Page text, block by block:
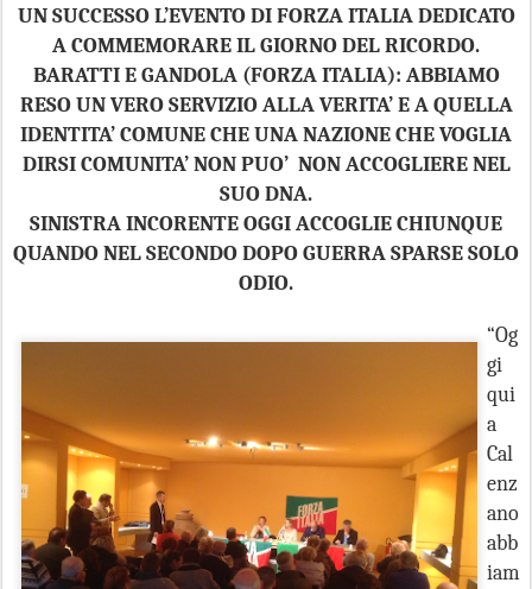
UN SUCCESSO L’EVENTO DI FORZA ITALIA DEDICATO
A COMMEMORARE IL GIORNO DEL RICORDO.
BARATTI E GANDOLA (FORZA ITALIA): ABBIAMO
RESO UN VERO SERVIZIO ALLA VERITA’ E A QUELLA
IDENTITA’ COMUNE CHE UNA NAZIONE CHE VOGLIA
DIRSI COMUNITA’ NON PUO’ NON ACCOGLIERE NEL
SUO DNA.
SINISTRA INCORENTE OGGI ACCOGLIE CHIUNQUE
QUANDO NEL SECONDO DOPO GUERRA SPARSE SOLO
ODIO.
“Og
gi
qui
a
Cal
enz
ano
abb
iam